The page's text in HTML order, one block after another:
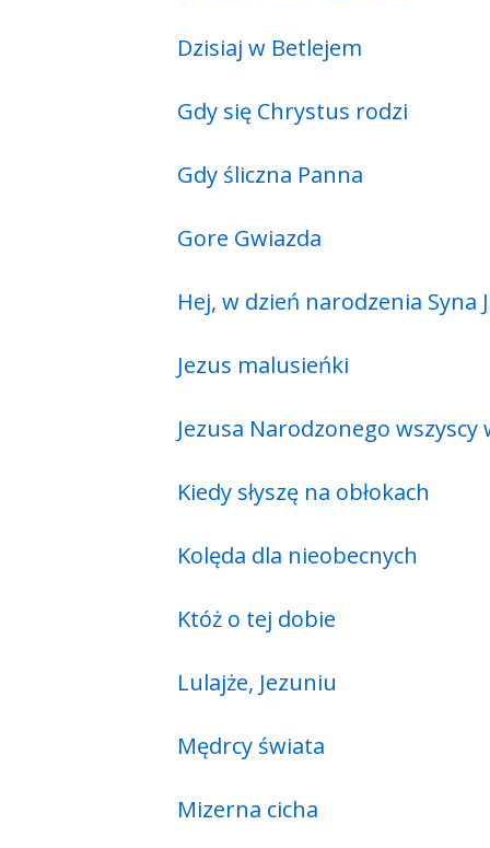
Dzisiaj w Betlejem
Gdy się Chrystus rodzi
Gdy śliczna Panna
Gore Gwiazda
Hej, w dzień narodzenia Syna
Jezus malusieńki
Jezusa Narodzonego wszyscy
Kiedy słyszę na obłokach
Kolęda dla nieobecnych
Któż o tej dobie
Lulajże, Jezuniu
Mędrcy świata
Mizerna cicha